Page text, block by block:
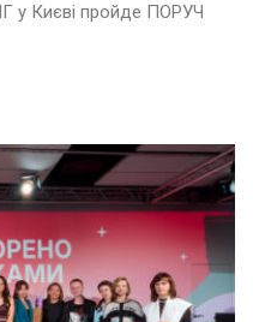
у Києві пройде ПОРУЧ